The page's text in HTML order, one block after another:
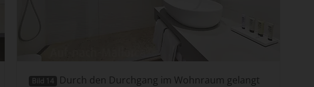
Bild 14 Durch den Durchgang im Wohnraum gelangt